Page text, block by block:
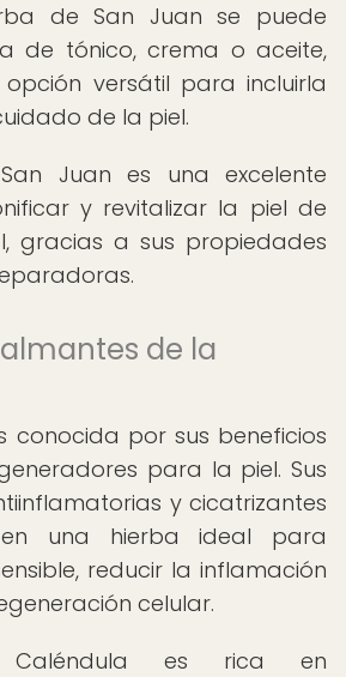
de San Juan se puede
de tónico, crema o aceite,
versátil para incluirla
de la piel.
Juan es una excelente
y revitalizar la piel de
gracias a sus propiedades
de la
conocida por sus beneficios
para la piel. Sus
y cicatrizantes
una hierba ideal para
reducir la inflamación
celular.
Caléndula es rica en